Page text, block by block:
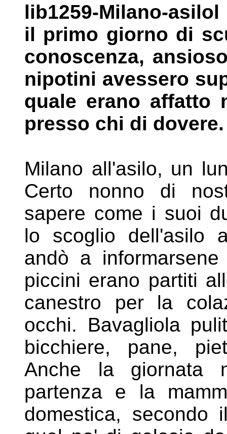
lib1259-Milano-
il primo giorno di
conoscenza,
nipotini avessero
quale erano
presso chi di dovere.
Milano all'asilo, un
Certo nonno di
sapere come i suoi
lo scoglio dell'asilo
andò a
piccini erano partiti
canestro per la
occhi. Bavagliola
bicchiere, pane,
Anche la giornata
partenza e la
domestica, secondo